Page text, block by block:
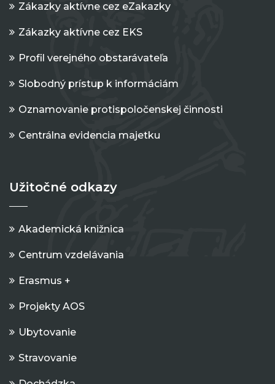
Zákazky aktívne cez eZakazky
Zákazky aktívne cez EKS
Profil verejného obstarávateľa
Slobodný prístup k informáciám
Oznamovanie protispoločenskej činnosti
Centrálna evidencia majetku
Užitočné odkazy
Akademická knižnica
Centrum vzdelávania
Erasmus +
Projekty AOS
Ubytovanie
Stravovanie